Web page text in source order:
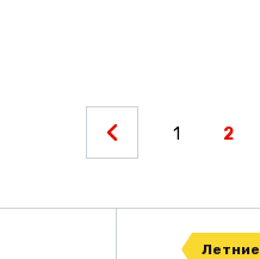
1 2
Летние